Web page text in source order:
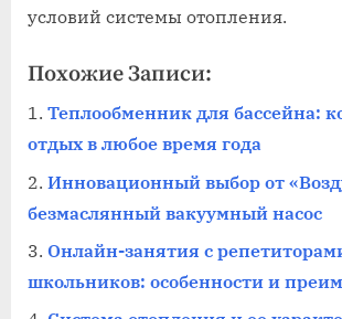
условий системы отопления.
Похожие Записи:
Теплообменник для бассейна:
отдых в любое время года
Инновационный выбор от
безмаслянный вакуумный насос
Онлайн-занятия с
школьников: особенности и